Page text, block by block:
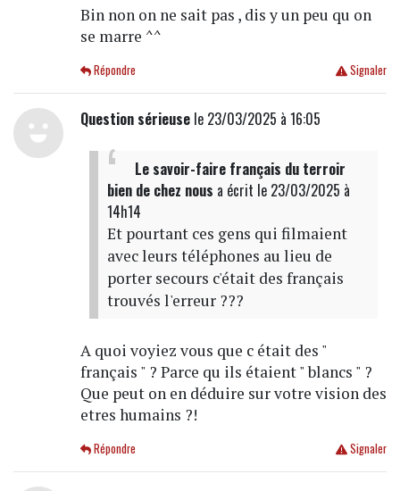
Bin non on ne sait pas , dis y un peu qu on
se marre ^^
Signaler
Répondre
Question sérieusele 23/03/2025 à 16:05
Le savoir-faire français du terroir
bien de chez nous a écrit le 23/03/2025 à
14h14
Et pourtant ces gens qui filmaient
avec leurs téléphones au lieu de
porter secours c'était des français
trouvés l'erreur ???
A quoi voyiez vous que c était des "
français " ? Parce qu ils étaient " blancs " ?
Que peut on en déduire sur votre vision des
etres humains ?!
Signaler
Répondre